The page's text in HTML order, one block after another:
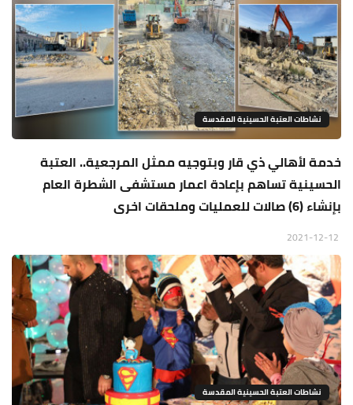
نشاطات العتبة الحسينية المقدسة
خدمة لأهالي ذي قار وبتوجيه ممثل المرجعية.. العتبة
الحسينية تساهم بإعادة اعمار مستشفى الشطرة العام
بإنشاء (6) صالات للعمليات وملحقات اخرى
نشاطات العتبة الحسينية المقدسة